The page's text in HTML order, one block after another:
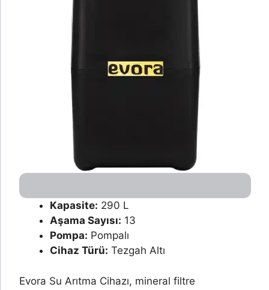
Kapasite: 290 L
Aşama Sayısı: 13
Pompa: Pompalı
Cihaz Türü: Tezgah Altı
Evora Su Arıtma Cihazı, mineral filtre